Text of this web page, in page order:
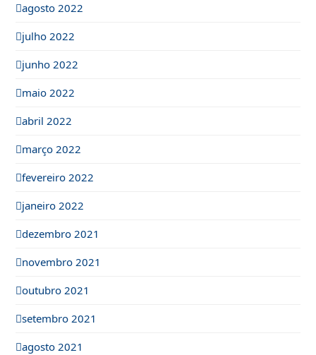
agosto 2022
julho 2022
junho 2022
maio 2022
abril 2022
março 2022
fevereiro 2022
janeiro 2022
dezembro 2021
novembro 2021
outubro 2021
setembro 2021
agosto 2021